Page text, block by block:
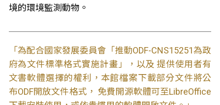
境的環境監測動物。
「為配合國家發展委員會「推動ODF-CNS15251為政
府為文件標準格式實施計畫」，以及 提供使用者有
文書軟體選擇的權利，本館檔案下載部分文件將公
布ODF開放文件格式， 免費開源軟體可至LibreOffice